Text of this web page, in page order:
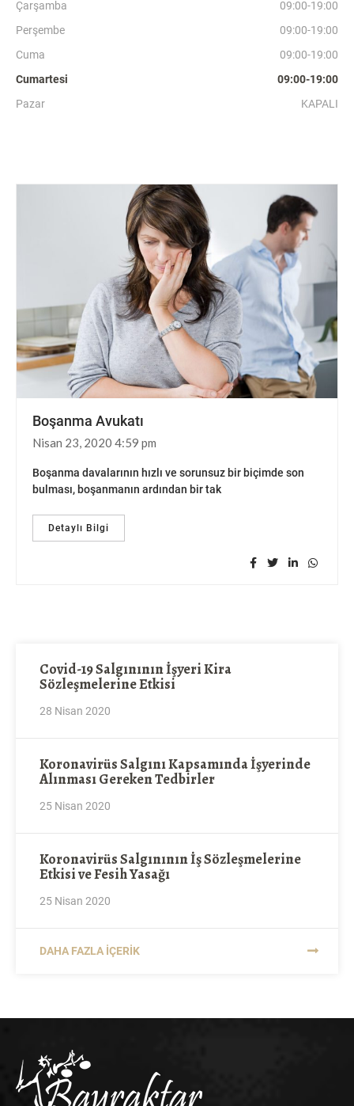
Çarşamba
09:00-19:00
Perşembe
09:00-19:00
Cuma
09:00-19:00
Cumartesi
09:00-19:00
Pazar
KAPALI
Boşanma Avukatı
Nisan 23, 2020 4:59 pm
Boşanma davalarının hızlı ve sorunsuz bir biçimde son
bulması, boşanmanın ardından bir tak
Detaylı Bilgi
Covid-19 Salgınının İşyeri Kira
Sözleşmelerine Etkisi
28 Nisan 2020
Koronavirüs Salgını Kapsamında İşyerinde
Alınması Gereken Tedbirler
25 Nisan 2020
Koronavirüs Salgınının İş Sözleşmelerine
Etkisi ve Fesih Yasağı
25 Nisan 2020
DAHA FAZLA İÇERIK